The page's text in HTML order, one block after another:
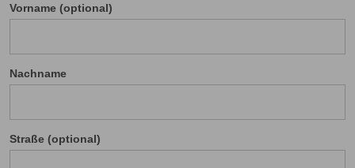
Vorname (optional)
Nachname
Straße (optional)